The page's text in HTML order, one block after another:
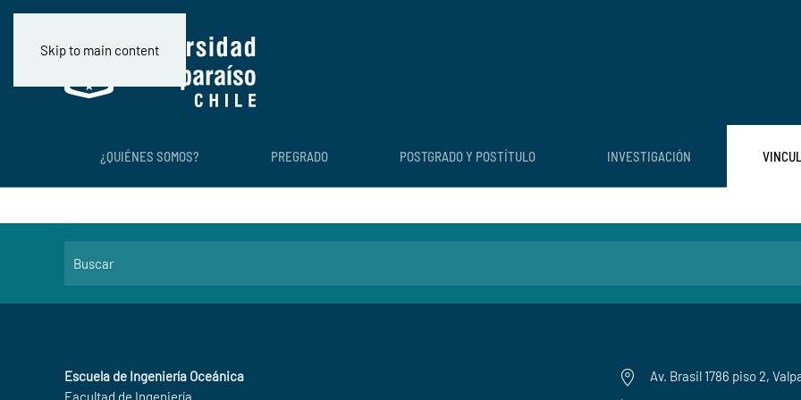
Skip to main content
¿QUIÉNES SOMOS? PREGRADO POSTGRADO Y POSTÍTULO INVESTIGACIÓN
Escuela de Ingeniería Oceánica
Facultad de Ingeniería
Av. Brasil 1786 piso 2,